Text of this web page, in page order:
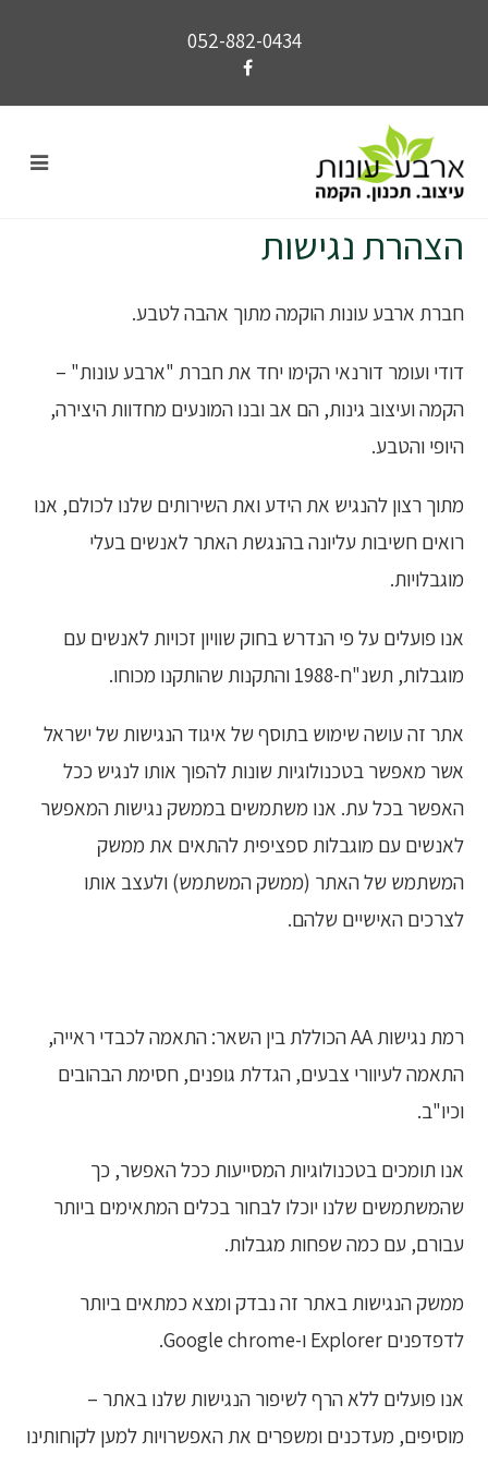
052-882-0434
הצהרת נגישות
חברת ארבע עונות הוקמה מתוך אהבה לטבע.
דודי ועומר דורנאי הקימו יחד את חברת "ארבע עונות" –
הקמה ועיצוב גינות, הם אב ובנו המונעים מחדוות היצירה,
היופי והטבע.
מתוך רצון להנגיש את הידע ואת השירותים שלנו לכולם, אנו
רואים חשיבות עליונה בהנגשת האתר לאנשים בעלי
מוגבלויות.
אנו פועלים על פי הנדרש בחוק שוויון זכויות לאנשים עם
מוגבלות, תשנ"ח-1988 והתקנות שהותקנו מכוחו.
אתר זה עושה שימוש בתוסף של איגוד הנגישות של ישראל
אשר מאפשר בטכנולוגיות שונות להפוך אותו לנגיש ככל
האפשר בכל עת. אנו משתמשים בממשק נגישות המאפשר
לאנשים עם מוגבלות ספציפית להתאים את ממשק
המשתמש של האתר (ממשק המשתמש) ולעצב אותו
לצרכים האישיים שלהם.
רמת נגישות AA הכוללת בין השאר: התאמה לכבדי ראייה,
התאמה לעיוורי צבעים, הגדלת גופנים, חסימת הבהובים
וכיו"ב.​
אנו תומכים בטכנולוגיות המסייעות ככל האפשר, כך
שהמשתמשים שלנו יוכלו לבחור בכלים המתאימים ביותר
עבורם, עם כמה שפחות מגבלות.​
ממשק הנגישות באתר זה נבדק ומצא כמתאים ביותר
לדפדפנים Explorer ו-Google chrome.
אנו פועלים ללא הרף לשיפור הנגישות שלנו באתר –
מוסיפים, מעדכנים ומשפרים את האפשרויות למען לקוחותינו